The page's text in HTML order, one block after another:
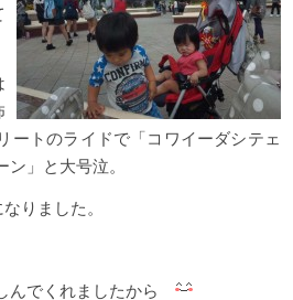
ートのライドで「コワイーダシテェ
」と大号泣。
りました。
んでくれましたから